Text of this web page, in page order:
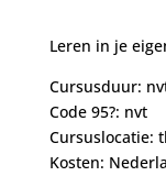
Leren in je
Cursusduur:
Code 95?: nvt
Cursuslocatie:
Kosten: